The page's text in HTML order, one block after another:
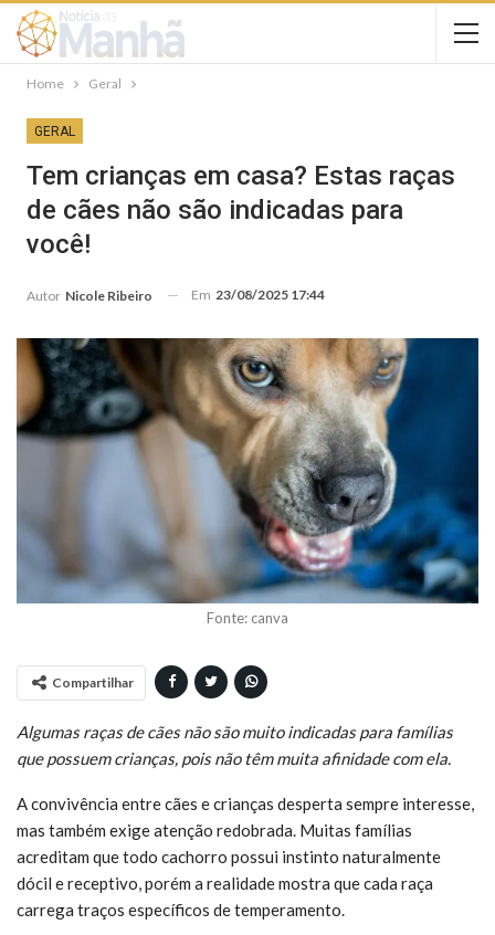
Home Geral
GERAL
Tem crianças em casa? Estas raças
de cães não são indicadas para
você!
Autor Nicole Ribeiro Em 23/08/2025 17:44
Fonte: canva
Compartilhar
Algumas raças de cães não são muito indicadas para famílias
que possuem crianças, pois não têm muita afinidade com ela.
A convivência entre cães e crianças desperta sempre interesse,
mas também exige atenção redobrada. Muitas famílias
acreditam que todo cachorro possui instinto naturalmente
dócil e receptivo, porém a realidade mostra que cada raça
carrega traços específicos de temperamento.